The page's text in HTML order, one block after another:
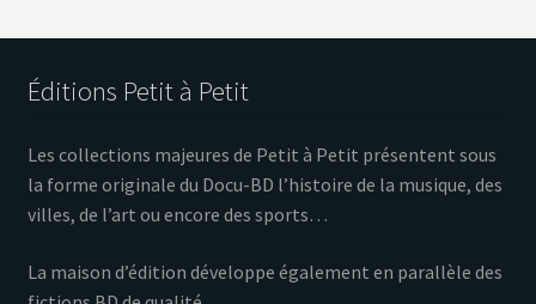
Éditions Petit à Petit
Les collections majeures de Petit à Petit présentent sous
la forme originale du Docu-BD l’histoire de la musique, des
villes, de l’art ou encore des sports…
La maison d’édition développe également en parallèle des